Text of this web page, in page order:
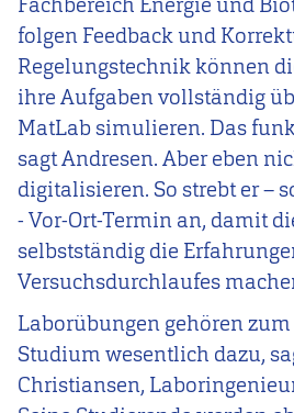
folgen Feedback und
Regelungstechnik können
ihre Aufgaben vollständig
MatLab simulieren. Das
sagt Andresen. Aber eben
digitalisieren. So strebt er –
- Vor-Ort-Termin an, damit
selbstständig die
Versuchsdurchlaufes
Laborübungen gehören
Studium wesentlich dazu,
Christiansen,